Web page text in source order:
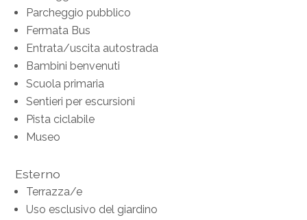
Parcheggio pubblico
Fermata Bus
Entrata/uscita autostrada
Bambini benvenuti
Scuola primaria
Sentieri per escursioni
Pista ciclabile
Museo
Esterno
Terrazza/e
Uso esclusivo del giardino